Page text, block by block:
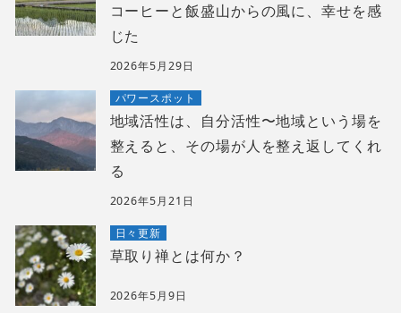
コーヒーと飯盛山からの風に、幸せを感
じた
2026年5月29日
パワースポット
地域活性は、自分活性〜地域という場を
整えると、その場が人を整え返してくれ
る
2026年5月21日
日々更新
草取り禅とは何か？
2026年5月9日